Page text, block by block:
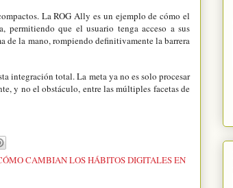
La ROG Ally es un ejemplo de cómo el
permitiendo que el usuario tenga acceso a sus
de la mano, rompiendo definitivamente la barrera
integración total. La meta ya no es solo procesar
y no el obstáculo, entre las múltiples facetas de
CAMBIAN LOS HÁBITOS DIGITALES EN